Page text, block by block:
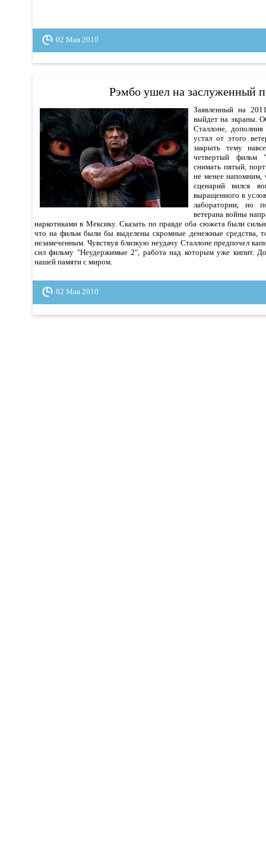
02 Мая 2010
Рэмбо ушел на заслуженный
Заявленный на
выйдет на экраны.
Сталлоне,
устал от этого
закрыть тему
четвертый фильм
снимать пятый,
не менее напомним,
сценарий вился
выращенного в
лаборатории, но
ветерана войны
наркотиками в Мексику. Сказать по правде оба сюжета были
что на фильм были бы выделены скромные денежные средства,
незамеченным. Чувствуя близкую неудачу Сталлоне предпочел
сил фильму "Неудержимые 2", работа над которым уже кипит.
нашей памяти с миром.
02 Мая 2010